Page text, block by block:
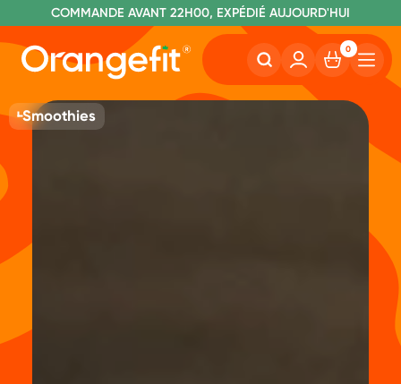
SANS LACTOSE ET SUCRALOSE
COMMANDE AVANT 22H00, EXPÉDIÉ AUJOURD'HUI
LIVRAISON GRATUITE À PARTIR DE 40€
0
Smoothies